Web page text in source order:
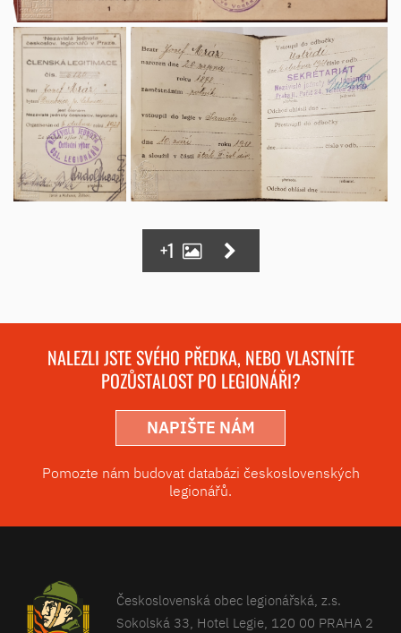
+1
NALEZLI JSTE SVÉHO PŘEDKA, NEBO VLASTNÍTE
POZŮSTALOST PO LEGIONÁŘI?
NAPIŠTE NÁM
Pomozte nám budovat databázi československých
legionářů.
Československá obec legionářská, z.s.
Sokolská 33, Hotel Legie, 120 00 PRAHA 2